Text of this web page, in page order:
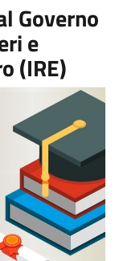
Governo
e
(IRE)